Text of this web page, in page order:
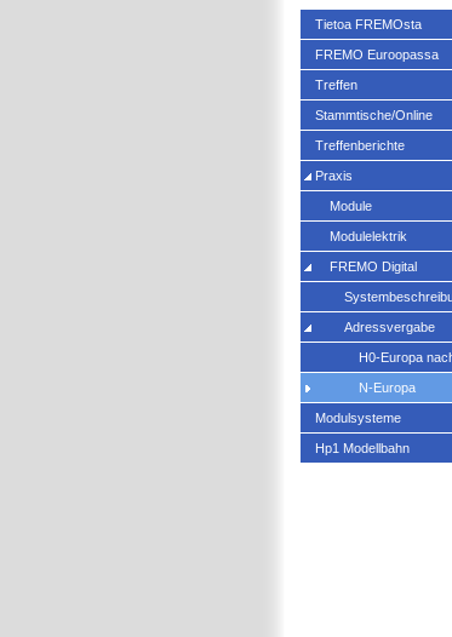
Tietoa FREMOsta
FREMO Euroopassa
Treffen
Stammtische/Online
Treffenberichte
Praxis
Module
Modulelektrik
FREMO Digital
Adressvergabe
H0-Europa
N-Europa
Modulsysteme
Hp1 Modellbahn